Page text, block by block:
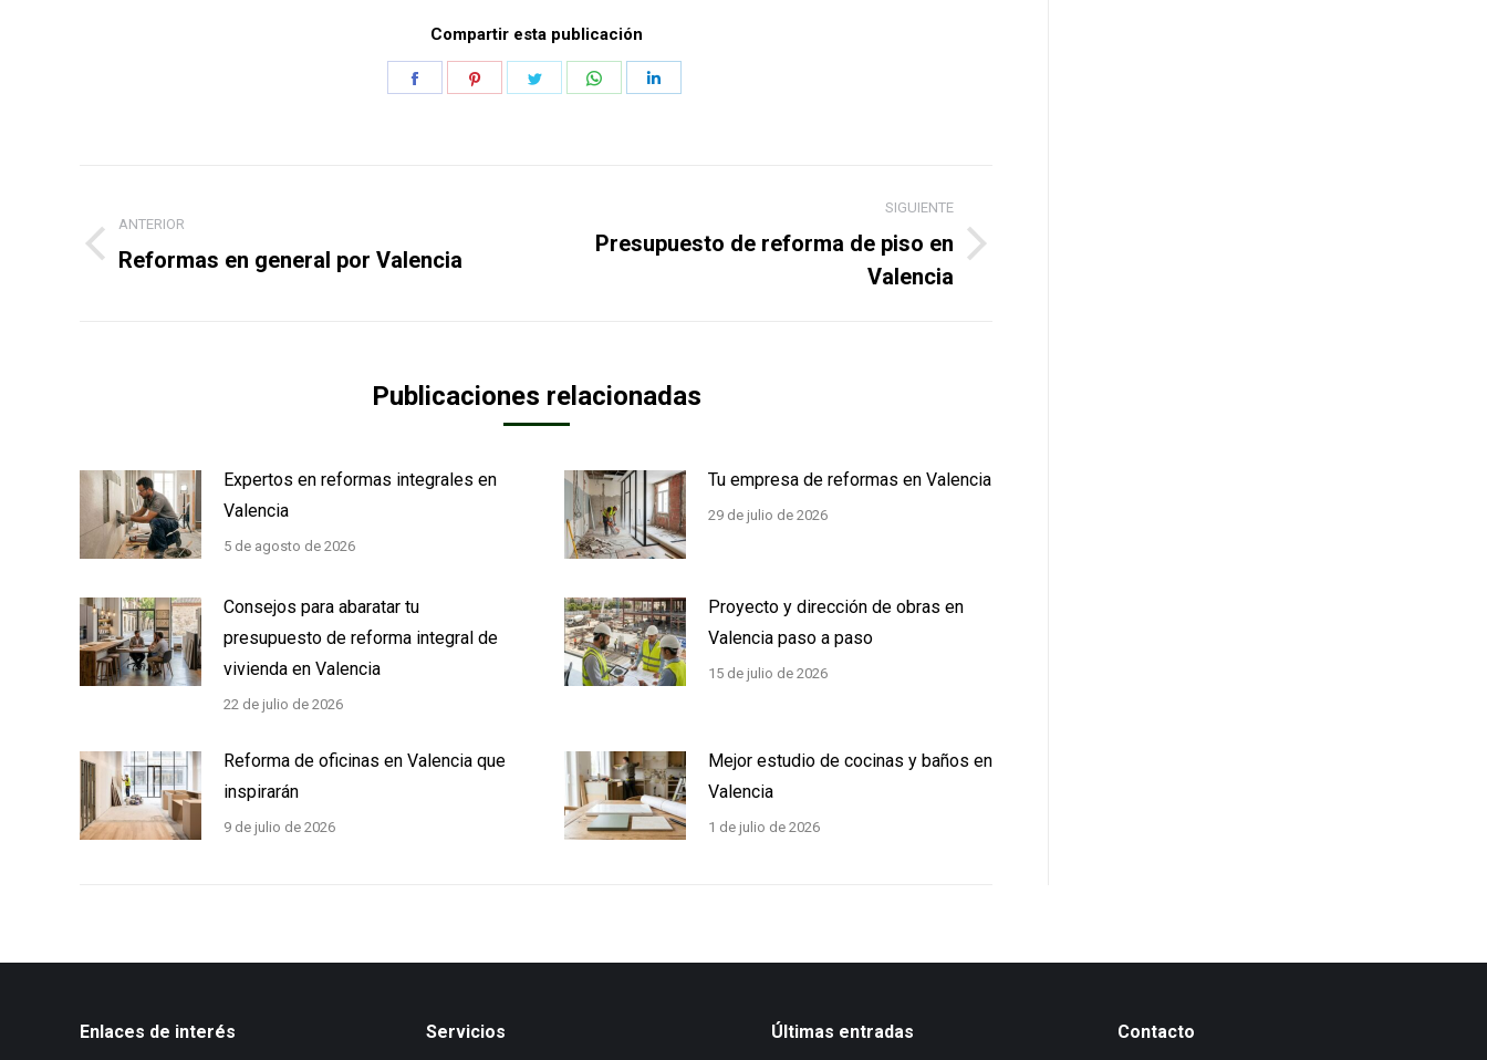
Compartir esta publicación
Share
Share
entre
publicaciones
ANTERIOR
Publicación
Reformas en general por Valencia
SIGUIENTE
Publicación
Presupuesto de reforma de piso en
Valencia
Publicaciones relacionadas
Expertos en reformas integrales en
Valencia
5 de agosto de 2026
Tu empresa de reformas en Valencia
29 de julio de 2026
Consejos para abaratar tu
presupuesto de reforma integral de
vivienda en Valencia
22 de julio de 2026
Proyecto y dirección de obras en
Valencia paso a paso
15 de julio de 2026
Reforma de oficinas en Valencia que
inspirarán
9 de julio de 2026
Mejor estudio de cocinas y baños en
Valencia
1 de julio de 2026
Enlaces de interés Servicios Últimas entradas Contacto